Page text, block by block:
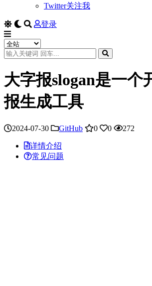
Twitter关注我
登录
大字报slogan是一个
报生成工具
2024-07-30 GitHub 0 0 272
详情介绍
常见问题